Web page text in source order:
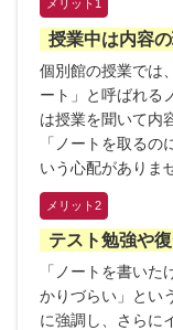
メリット1
授業中は内容
個別館の授業では
ート」と呼ばれる
は授業を聞いて内
「ノートを取る
いう心配がありま
メリット2
テスト勉強や
「ノートを書い
かりづらい」とい
に強調し、さらに